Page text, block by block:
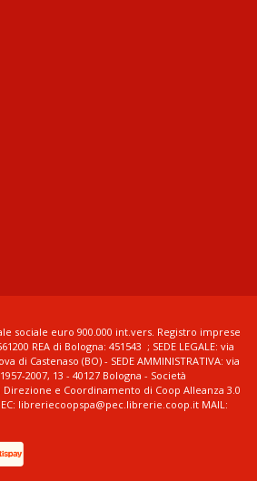
sociale euro 900.000 int.vers. Registro imprese
REA di Bologna: 451543 ; SEDE LEGALE: via
di Castenaso (BO) - SEDE AMMINISTRATIVA: via
2007, 13 - 40127 Bologna - Società
e Coordinamento di Coop Alleanza 3.0
libreriecoopspa@pec.librerie.coop.it MAIL: